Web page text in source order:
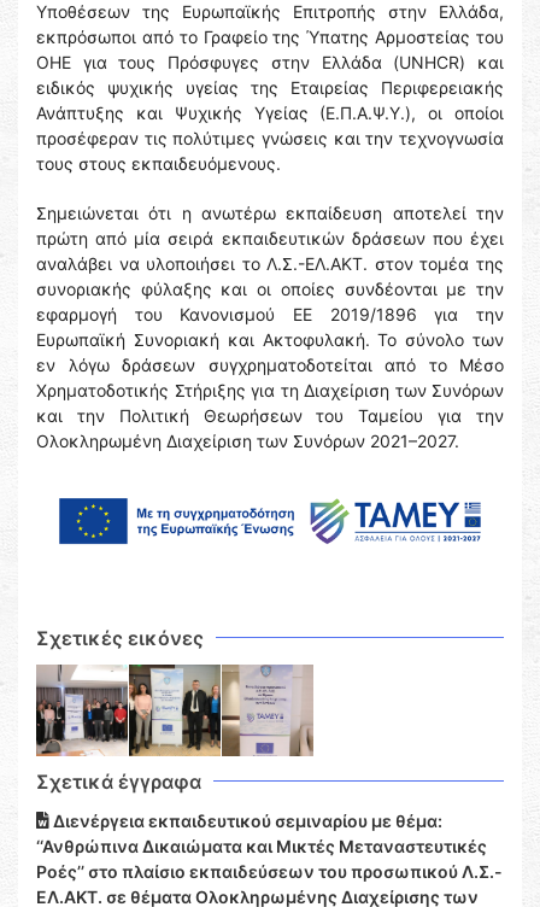
Υποθέσεων της Ευρωπαϊκής Επιτροπής στην Ελλάδα,
εκπρόσωποι από το Γραφείο της Ύπατης Αρμοστείας του
ΟΗΕ για τους Πρόσφυγες στην Ελλάδα (UNHCR) και
ειδικός ψυχικής υγείας της Εταιρείας Περιφερειακής
Ανάπτυξης και Ψυχικής Υγείας (Ε.Π.Α.Ψ.Υ.), οι οποίοι
προσέφεραν τις πολύτιμες γνώσεις και την τεχνογνωσία
τους στους εκπαιδευόμενους.
Σημειώνεται ότι η ανωτέρω εκπαίδευση αποτελεί την
πρώτη από μία σειρά εκπαιδευτικών δράσεων που έχει
αναλάβει να υλοποιήσει το Λ.Σ.-ΕΛ.ΑΚΤ. στον τομέα της
συνοριακής φύλαξης και οι οποίες συνδέονται με την
εφαρμογή του Κανονισμού ΕΕ 2019/1896 για την
Ευρωπαϊκή Συνοριακή και Ακτοφυλακή. Το σύνολο των
εν λόγω δράσεων συγχρηματοδοτείται από το Μέσο
Χρηματοδοτικής Στήριξης για τη Διαχείριση των Συνόρων
και την Πολιτική Θεωρήσεων του Ταμείου για την
Ολοκληρωμένη Διαχείριση των Συνόρων 2021–2027.
Σχετικές εικόνες
Σχετικά έγγραφα
Διενέργεια εκπαιδευτικού σεμιναρίου με θέμα:
‘‘Ανθρώπινα Δικαιώματα και Μικτές Μεταναστευτικές
Ροές’’ στo πλαίσιο εκπαιδεύσεων του προσωπικού Λ.Σ.-
ΕΛ.ΑΚΤ. σε θέματα Ολοκληρωμένης Διαχείρισης των